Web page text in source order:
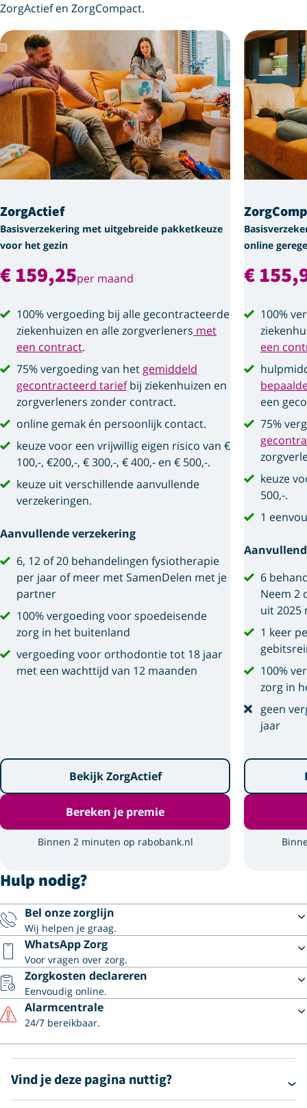
ZorgActief en ZorgCompact.
ZorgActief
Basisverzekering met uitgebreide pakketkeuze
voor het gezin
€ 159,25per maand
100% vergoeding bij alle gecontracteerde
ziekenhuizen en alle zorgverleners met
een contract.
75% vergoeding van het gemiddeld
gecontracteerd tariefbij ziekenhuizen en
zorgverleners zonder contract.
online gemak én persoonlijk contact.
keuze voor een vrijwillig eigen risico van €
100,-, €200,-, € 300,-, € 400,- en € 500,-.
keuze uit verschillende aanvullende
verzekeringen.
Aanvullende verzekering
6, 12 of 20 behandelingen fysiotherapie
per jaar of meer met SamenDelen met je
partner
100% vergoeding voor spoedeisende
zorg in het buitenland
vergoeding voor orthodontie tot 18 jaar
met een wachttijd van 12 maanden
Bekijk ZorgActief
Bereken je premie
Binnen 2 minuten op rabobank.nl
online
€
100%
een
een
75%
keuze
500,-.
1
6
Neem 2
uit 2025
1 keer
100%
zorg in
geen
jaar
Hulp nodig?
Bel onze zorglijn
Wij helpen je graag.
WhatsApp Zorg
Voor vragen over zorg.
Zorgkosten declareren
Eenvoudig online.
Alarmcentrale
24/7 bereikbaar.
Vind je deze pagina nuttig?